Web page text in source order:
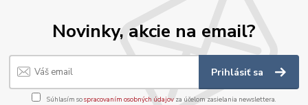
Novinky, akcie na email?
Prihlásiť sa
Súhlasím sospracovaním osobných údajov za účelom zasielania newslettera.